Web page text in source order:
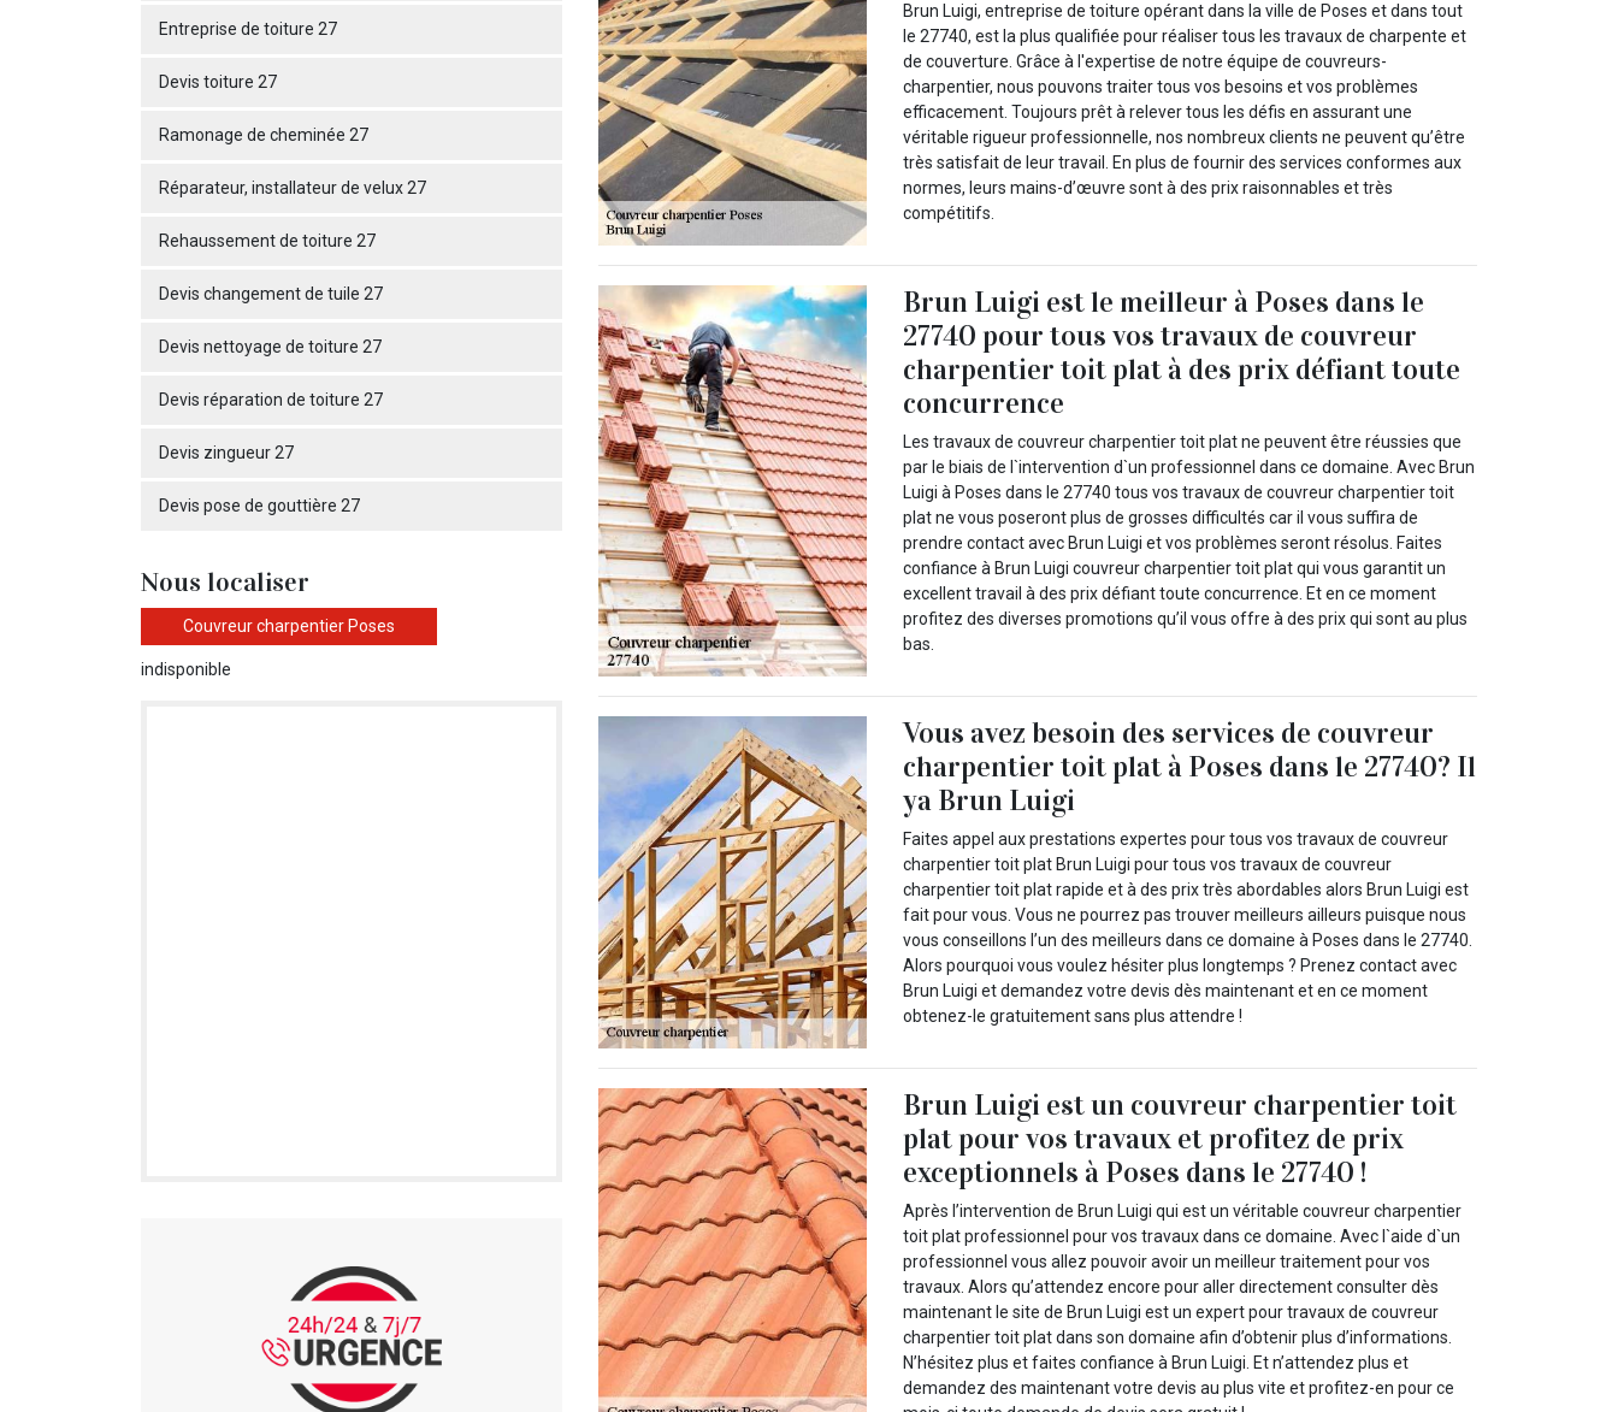
Entreprise de toiture 27
Devis toiture 27
Ramonage de cheminée 27
Réparateur, installateur de velux 27
Rehaussement de toiture 27
Devis changement de tuile 27
Devis nettoyage de toiture 27
Devis réparation de toiture 27
Devis zingueur 27
Devis pose de gouttière 27
Nous localiser
Couvreur charpentier Poses
indisponible
Brun Luigi, entreprise de toiture opérant dans la ville de Poses et dans tout
le 27740, est la plus qualifiée pour réaliser tous les travaux de charpente et
de couverture. Grâce à l'expertise de notre équipe de couvreurs-
charpentier, nous pouvons traiter tous vos besoins et vos problèmes
efficacement. Toujours prêt à relever tous les défis en assurant une
véritable rigueur professionnelle, nos nombreux clients ne peuvent qu’être
très satisfait de leur travail. En plus de fournir des services conformes aux
normes, leurs mains-d’œuvre sont à des prix raisonnables et très
compétitifs.
Brun Luigi est le meilleur à Poses dans le
27740 pour tous vos travaux de couvreur
charpentier toit plat à des prix défiant toute
concurrence
Les travaux de couvreur charpentier toit plat ne peuvent être réussies que
par le biais de l`intervention d`un professionnel dans ce domaine. Avec Brun
Luigi à Poses dans le 27740 tous vos travaux de couvreur charpentier toit
plat ne vous poseront plus de grosses difficultés car il vous suffira de
prendre contact avec Brun Luigi et vos problèmes seront résolus. Faites
confiance à Brun Luigi couvreur charpentier toit plat qui vous garantit un
excellent travail à des prix défiant toute concurrence. Et en ce moment
profitez des diverses promotions qu’il vous offre à des prix qui sont au plus
bas.
Vous avez besoin des services de couvreur
charpentier toit plat à Poses dans le 27740? Il
ya Brun Luigi
Faites appel aux prestations expertes pour tous vos travaux de couvreur
charpentier toit plat Brun Luigi pour tous vos travaux de couvreur
charpentier toit plat rapide et à des prix très abordables alors Brun Luigi est
fait pour vous. Vous ne pourrez pas trouver meilleurs ailleurs puisque nous
vous conseillons l’un des meilleurs dans ce domaine à Poses dans le 27740.
Alors pourquoi vous voulez hésiter plus longtemps ? Prenez contact avec
Brun Luigi et demandez votre devis dès maintenant et en ce moment
obtenez-le gratuitement sans plus attendre !
Brun Luigi est un couvreur charpentier toit
plat pour vos travaux et profitez de prix
exceptionnels à Poses dans le 27740 !
Après l’intervention de Brun Luigi qui est un véritable couvreur charpentier
toit plat professionnel pour vos travaux dans ce domaine. Avec l`aide d`un
professionnel vous allez pouvoir avoir un meilleur traitement pour vos
travaux. Alors qu’attendez encore pour aller directement consulter dès
maintenant le site de Brun Luigi est un expert pour travaux de couvreur
charpentier toit plat dans son domaine afin d’obtenir plus d’informations.
N’hésitez plus et faites confiance à Brun Luigi. Et n’attendez plus et
demandez des maintenant votre devis au plus vite et profitez-en pour ce